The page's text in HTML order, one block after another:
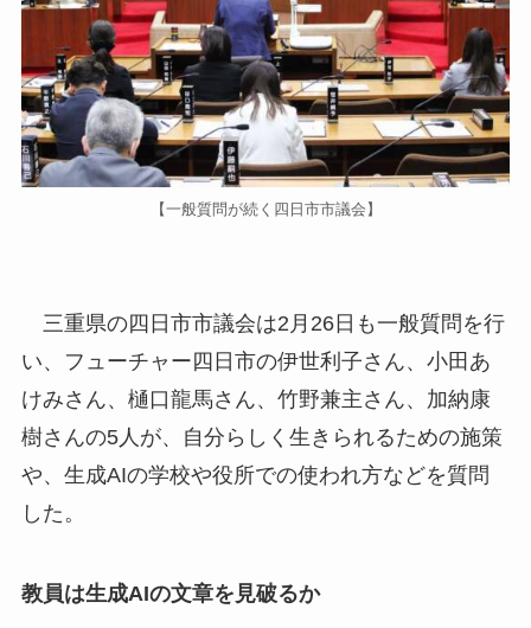
【一般質問が続く四日市市議会】
三重県の四日市市議会は2月26日も一般質問を行
い、フューチャー四日市の伊世利子さん、小田あ
けみさん、樋口龍馬さん、竹野兼主さん、加納康
樹さんの5人が、自分らしく生きられるための施策
や、生成AIの学校や役所での使われ方などを質問
した。
教員は生成AIの文章を見破るか